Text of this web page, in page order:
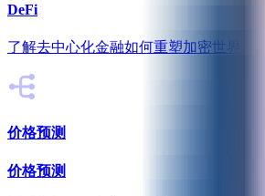
DeFi
了解去中心化金融如何重塑加密世界。
价格预测
价格预测